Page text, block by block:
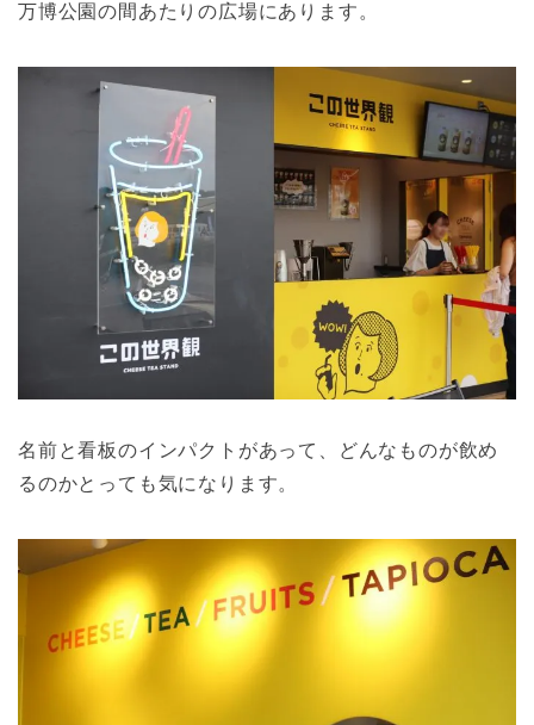
万博公園の間あたりの広場にあります。
名前と看板のインパクトがあって、どんなものが飲め
るのかとっても気になります。